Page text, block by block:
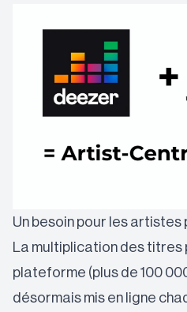
Un besoin pour les
La multiplication des titres
plateforme (plus de 100
désormais mis en ligne